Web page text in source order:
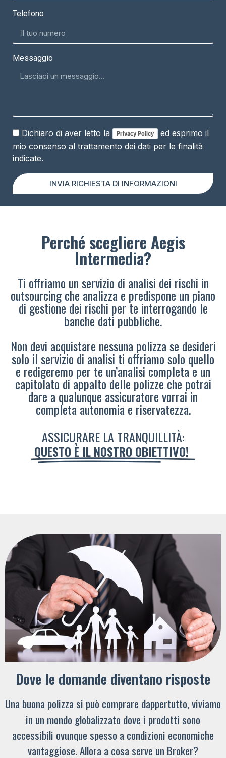
Telefono
Messaggio
Dichiaro di aver letto la Privacy Policy
ed esprimo il
mio consenso al trattamento dei dati per le finalità
indicate.
INVIA RICHIESTA DI INFORMAZIONI
Perché scegliere Aegis
Intermedia?
Ti offriamo un servizio di analisi dei rischi in
outsourcing che analizza e predispone un piano
di gestione dei rischi per te interrogando le
banche dati pubbliche.
Non devi acquistare nessuna polizza se desideri
solo il servizio di analisi ti offriamo solo quello
e redigeremo per te un’analisi completa e un
capitolato di appalto delle polizze che potrai
dare a qualunque assicuratore vorrai in
completa autonomia e riservatezza.
ASSICURARE LA TRANQUILLITÀ:
QUESTO È IL NOSTRO OBIETTIVO!
Dove le domande diventano risposte
Una buona polizza si può comprare dappertutto, viviamo
in un mondo globalizzato dove i prodotti sono
accessibili ovunque spesso a condizioni economiche
vantaggiose. Allora a cosa serve un Broker?